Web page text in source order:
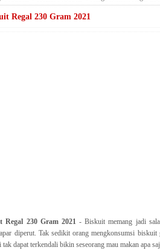
Regal 230 Gram 2021
Regal 230 Gram 2021- Biskuit memang jadi
diperut. Tak sedikit orang mengkonsumsi biskuit
dapat terkendali bikin seseorang mau makan apa